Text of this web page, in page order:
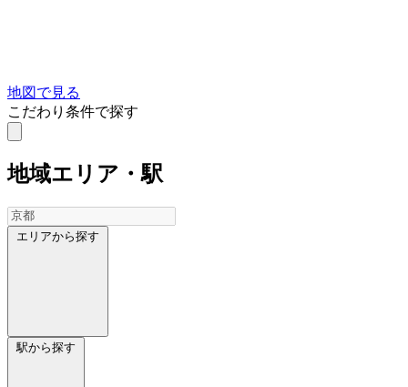
地図で見る
こだわり条件で探す
地域エリア・駅
エリアから探す
駅から探す